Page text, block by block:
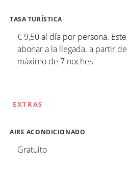
TASA TURÍSTICA
€ 9,50 al día por persona.
abonar a la llegada. a partir
máximo de 7 noches
EXTRAS
AIRE ACONDICIONADO
Gratuito